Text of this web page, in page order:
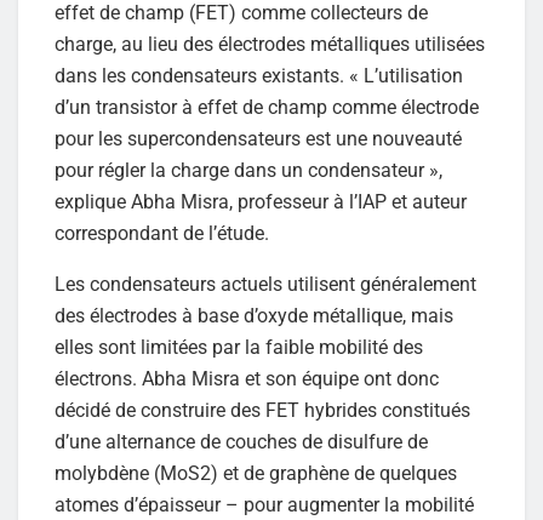
effet de champ (FET) comme collecteurs de
charge, au lieu des électrodes métalliques utilisées
dans les condensateurs existants. « L’utilisation
d’un transistor à effet de champ comme électrode
pour les supercondensateurs est une nouveauté
pour régler la charge dans un condensateur »,
explique Abha Misra, professeur à l’IAP et auteur
correspondant de l’étude.
Les condensateurs actuels utilisent généralement
des électrodes à base d’oxyde métallique, mais
elles sont limitées par la faible mobilité des
électrons. Abha Misra et son équipe ont donc
décidé de construire des FET hybrides constitués
d’une alternance de couches de disulfure de
molybdène (MoS2) et de graphène de quelques
atomes d’épaisseur – pour augmenter la mobilité